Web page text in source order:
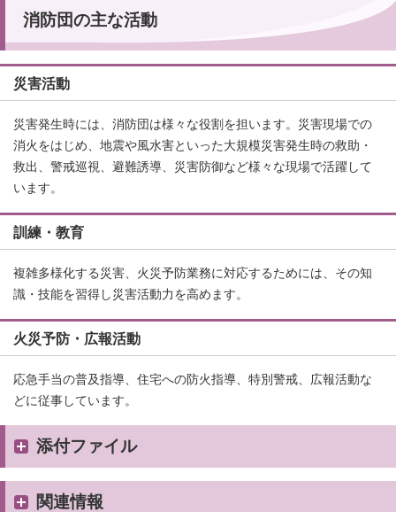
消防団の主な活動
災害活動
災害発生時には、消防団は様々な役割を担います。災害現場での
消火をはじめ、地震や風水害といった大規模災害発生時の救助・
救出、警戒巡視、避難誘導、災害防御など様々な現場で活躍して
います。
訓練・教育
複雑多様化する災害、火災予防業務に対応するためには、その知
識・技能を習得し災害活動力を高めます。
火災予防・広報活動
応急手当の普及指導、住宅への防火指導、特別警戒、広報活動な
どに従事しています。
添付ファイル
関連情報